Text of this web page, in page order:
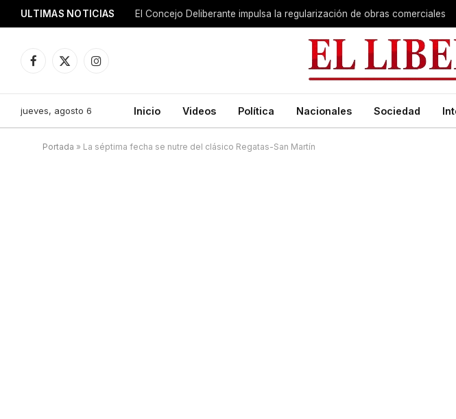
ULTIMAS NOTICIAS El Concejo Deliberante impulsa la regularización de obras comerciales
Facebook
X
Instagram
jueves, agosto 6 Inicio Videos Política Nacionales Sociedad
Portada » La séptima fecha se nutre del clásico Regatas-San Martín